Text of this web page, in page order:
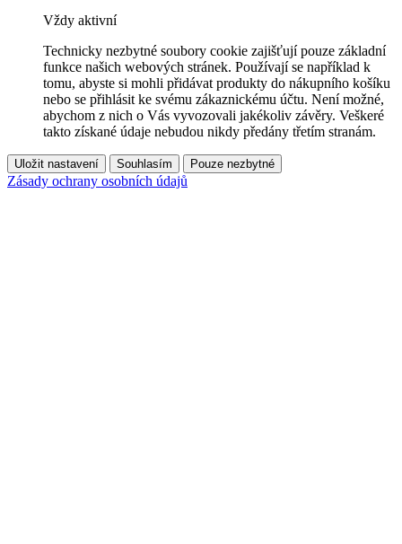
Vždy aktivní
Technicky nezbytné soubory cookie zajišťují pouze základní
funkce našich webových stránek. Používají se například k
tomu, abyste si mohli přidávat produkty do nákupního košíku
nebo se přihlásit ke svému zákaznickému účtu. Není možné,
abychom z nich o Vás vyvozovali jakékoliv závěry. Veškeré
takto získané údaje nebudou nikdy předány třetím stranám.
Uložit nastavení Souhlasím Pouze nezbytné
Zásady ochrany osobních údajů